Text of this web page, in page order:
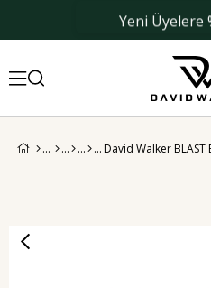
Yeni Üyelere